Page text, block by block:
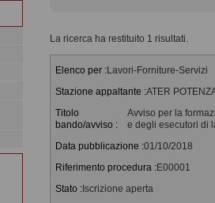
La ricerca ha restituito 1 risultati.
Elenco per :Lavori-Forniture-Servizi
Stazione appaltante :ATER
Titolo
bando/avviso :
Avviso per la
e degli esecutori di
Data pubblicazione :01/10/2018
Riferimento procedura :E00001
Stato :Iscrizione aperta